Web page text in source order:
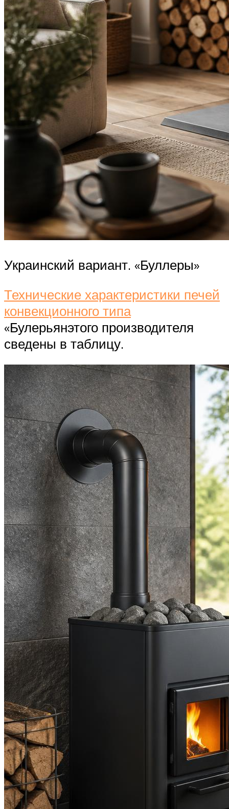
Украинский вариант. «Буллеры»
Технические характеристики печей
конвекционного типа
«Булерьянэтого производителя
сведены в таблицу.